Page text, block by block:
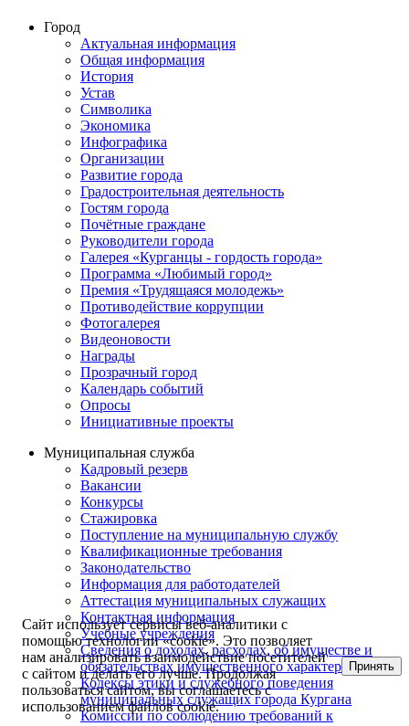
Город
Актуальная информация
Общая информация
История
Устав
Символика
Экономика
Инфографика
Организации
Развитие города
Градостроительная деятельность
Гостям города
Почётные граждане
Руководители города
Галерея «Курганцы - гордость города»
Программа «Любимый город»
Премия «Трудящаяся молодежь»
Противодействие коррупции
Фотогалерея
Видеоновости
Награды
Прозрачный город
Календарь событий
Опросы
Инициативные проекты
Муниципальная служба
Кадровый резерв
Вакансии
Конкурсы
Стажировка
Поступление на муниципальную службу
Квалификационные требования
Законодательство
Информация для работодателей
Аттестация муниципальных служащих
Контактная информация
Учебные учреждения
Сведения о доходах, расходах, об имуществе и
обязательствах имущественного характера
Кодексы этики и служебного поведения
муниципальных служащих города Кургана
Комиссии по соблюдению требований к
Сайт использует сервисы веб-аналитики с
помощью технологии «cookie». Это позволяет
нам анализировать взаимодействие посетителей
с сайтом и делать его лучше. Продолжая
пользоваться сайтом, вы соглашаетесь с
использованием файлов cookie.
Принять